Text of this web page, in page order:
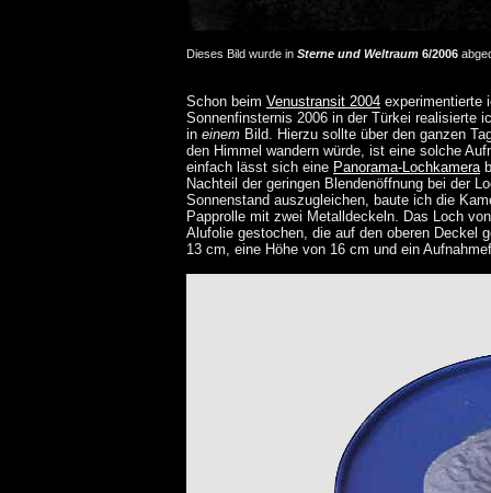
Dieses Bild wurde in Sterne und Weltraum 6/2006
Schon beim Venustransit 2004 experimentierte
Sonnenfinsternis 2006 in der Türkei realisierte
in einem Bild. Hierzu sollte über den ganzen
den Himmel wandern würde, ist eine solche
einfach lässt sich eine Panorama-Lochkamera
Nachteil der geringen Blendenöffnung bei der
Sonnenstand auszugleichen, baute ich die
Papprolle mit zwei Metalldeckeln. Das Loch
Alufolie gestochen, die auf den oberen Deckel
13 cm, eine Höhe von 16 cm und ein